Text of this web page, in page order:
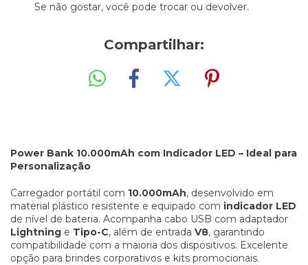
Se não gostar, você pode trocar ou devolver.
Compartilhar:
Power Bank 10.000mAh com Indicador LED – Ideal para
Personalização
Carregador portátil com 10.000mAh, desenvolvido em
material plástico resistente e equipado com indicador LED
de nível de bateria. Acompanha cabo USB com adaptador
Lightning e Tipo-C, além de entrada V8, garantindo
compatibilidade com a maioria dos dispositivos. Excelente
opção para brindes corporativos e kits promocionais.